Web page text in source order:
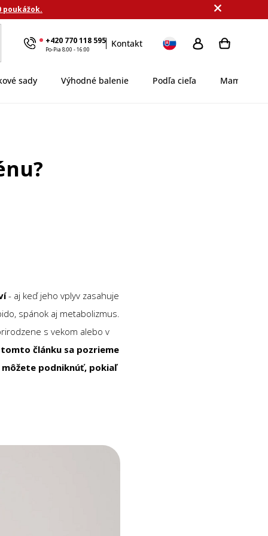
poukážok.
+420 770 118 595
Po-Pia 8:00 - 16:00
Kontakt
sady Výhodné balenie Podľa cieľa
- aj keď jeho vplyv zasahuje
spánok aj metabolizmus.
s vekom alebo v
článku sa pozrieme
podniknúť, pokiaľ